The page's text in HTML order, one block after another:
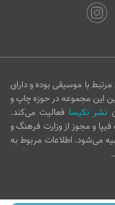
با موسیقی بوده و دارای
این مجموعه در حوزه چاپ و
نشر نکیسا فعالیت می‌کند.
و مجوز از وزارت فرهنگ و
می‌شود. اطلاعات مربوط به